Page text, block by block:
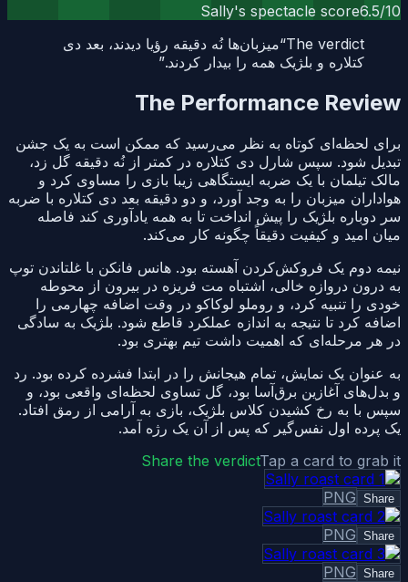
Sally's spectacle score6.5/10
The verdict
“میزبان‌ها نُه دقیقه رؤیا دیدند، بعد دی
کتلاره و بلژیک همه را بیدار کردند.”
The Performance Review
برای لحظه‌ای کوتاه به نظر می‌رسید که ممکن است به یک جشن
تبدیل شود. سپس شارل دی کتلاره در کمتر از نُه دقیقه گل زد،
مالک تیلمان با یک ضربه ایستگاهی زیبا بازی را مساوی کرد و
هواداران میزبان را به وجد آورد، و دو دقیقه بعد دی کتلاره با ضربه
سر دوباره بلژیک را پیش انداخت تا به همه یادآوری کند فاصله
میان امید و کیفیت دقیقاً چگونه کار می‌کند.
نیمه دوم یک فروکش‌کردن آهسته بود. هانس فانکن با غلتاندن توپ
به درون دروازه خالی، اشتباه مت فریزه در بیرون از محوطه
خودی را تنبیه کرد، و روملو لوکاکو در وقت اضافه چهارمی را
اضافه کرد تا نتیجه به اندازه عملکرد قاطع شود. بلژیک به سادگی
در هر مرحله‌ای که اهمیت داشت تیم بهتری بود.
به عنوان یک نمایش، تمام هیجانش را در ابتدا فشرده کرده بود. رد
و بدل‌های آغازین برق‌آسا بود، گل تساوی لحظه‌ای واقعی بود، و
سپس با به رخ کشیدن کلاس بلژیک، بازی به آرامی از رمق افتاد.
یک پرده اول نفس‌گیر که پس از آن یک رژه آمد.
Share the verdictTap a card to grab it
Share
PNG
Share
PNG
Share
PNG